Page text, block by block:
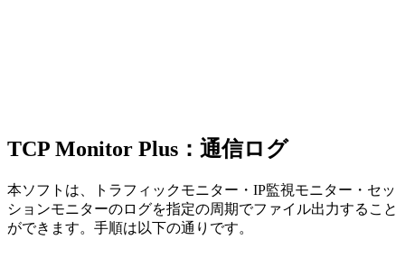
TCP Monitor Plus：通信ログ
本ソフトは、トラフィックモニター・IP監視モニター・セッ
ションモニターのログを指定の周期でファイル出力すること
ができます。手順は以下の通りです。